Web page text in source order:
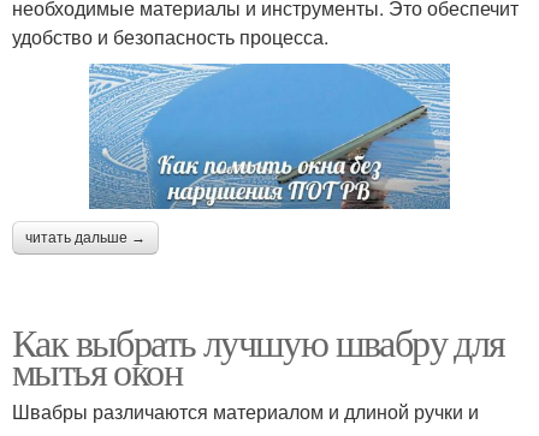
необходимые материалы и инструменты. Это обеспечит
удобство и безопасность процесса.
читать дальше →
Как выбрать лучшую швабру для
мытья окон
Швабры различаются материалом и длиной ручки и